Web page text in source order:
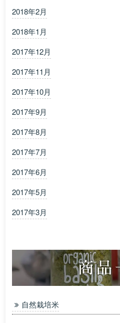
2018年2月
2018年1月
2017年12月
2017年11月
2017年10月
2017年9月
2017年8月
2017年7月
2017年6月
2017年5月
2017年3月
自然栽培米